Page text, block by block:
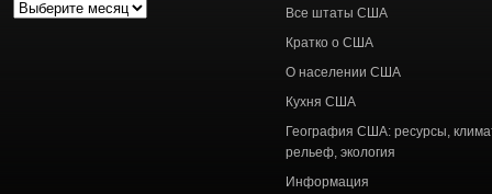
Архив
Все штаты США
Кратко о США
О населении США
Кухня США
География США: ресурсы,
рельеф, экология
Информация